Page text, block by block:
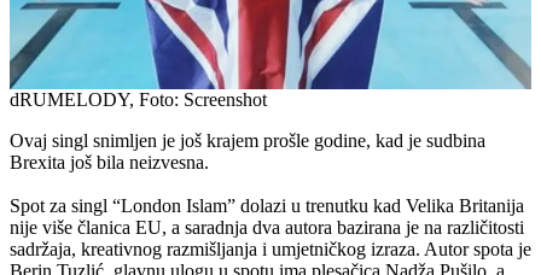
dRUMELODY, Foto: Screenshot
Ovaj singl snimljen je još krajem prošle godine, kad je sudbina
Brexita još bila neizvesna.
Spot za singl “London Islam” dolazi u trenutku kad Velika Britanija
nije više članica EU, a saradnja dva autora bazirana je na različitosti
sadržaja, kreativnog razmišljanja i umjetničkog izraza. Autor spota je